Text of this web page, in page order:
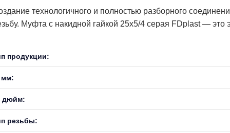
технологичного и полностью разборного
Муфта с накидной гайкой 25х5/4 серая FDplast —
продукции:
мм:
дюйм:
резьбы: